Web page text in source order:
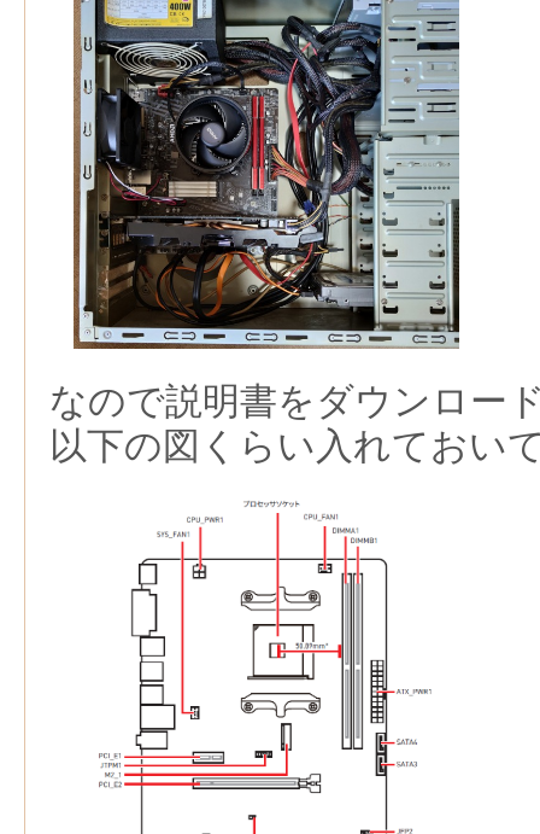
なので説明書をダウンロー
以下の図くらい入れておい